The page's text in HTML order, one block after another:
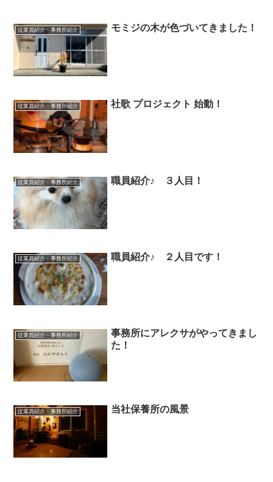
従業員紹介・事務所紹介 モミジの木が色づいてきました！
従業員紹介・事務所紹介 社歌 プロジェクト 始動！
従業員紹介・事務所紹介 職員紹介♪ ３人目！
従業員紹介・事務所紹介 職員紹介♪ ２人目です！
従業員紹介・事務所紹介
事務所にアレクサがやってきまし
た！
従業員紹介・事務所紹介 当社保養所の風景